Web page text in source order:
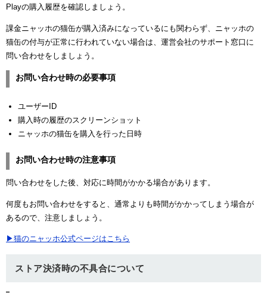
Playの購入履歴を確認しましょう。
課金ニャッホの猫缶が購入済みになっているにも関わらず、ニャッホの
猫缶の付与が正常に行われていない場合は、運営会社のサポート窓口に
問い合わせをしましょう。
お問い合わせ時の必要事項
ユーザーID
購入時の履歴のスクリーンショット
ニャッホの猫缶を購入を行った日時
お問い合わせ時の注意事項
問い合わせをした後、対応に時間がかかる場合があります。
何度もお問い合わせをすると、通常よりも時間がかかってしまう場合が
あるので、注意しましょう。
▶猫のニャッホ公式ページはこちら
ストア決済時の不具合について